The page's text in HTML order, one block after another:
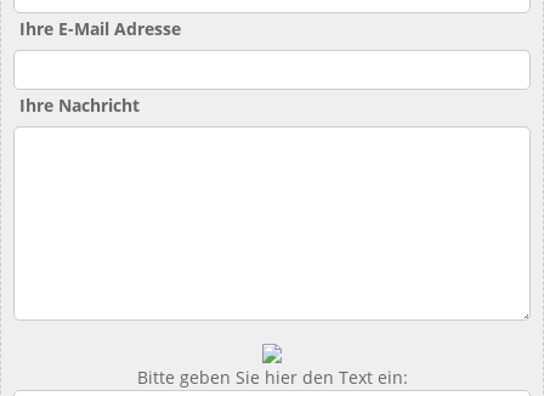
Ihre E-Mail Adresse
Ihre Nachricht
Bitte geben Sie hier den Text ein: